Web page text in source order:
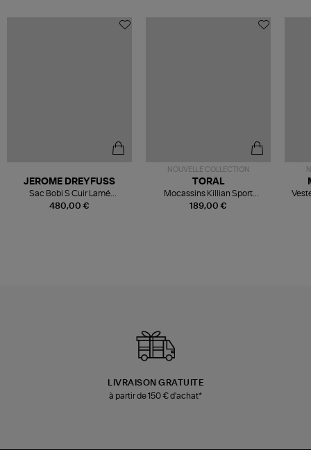
480,00 €
JEROME DREYFUSS
Sac Bobi S Cuir Lamé
Champagne
NOUVELLE COLLECTION
189,00 €
TORAL
Mocassins Killian Sport
Mousse
LIVRAISON GRATUITE
à partir de 150 € d'achat*